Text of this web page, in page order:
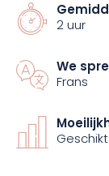
Op zoek naar
Boek dan nu je
2 uur
We
Frans